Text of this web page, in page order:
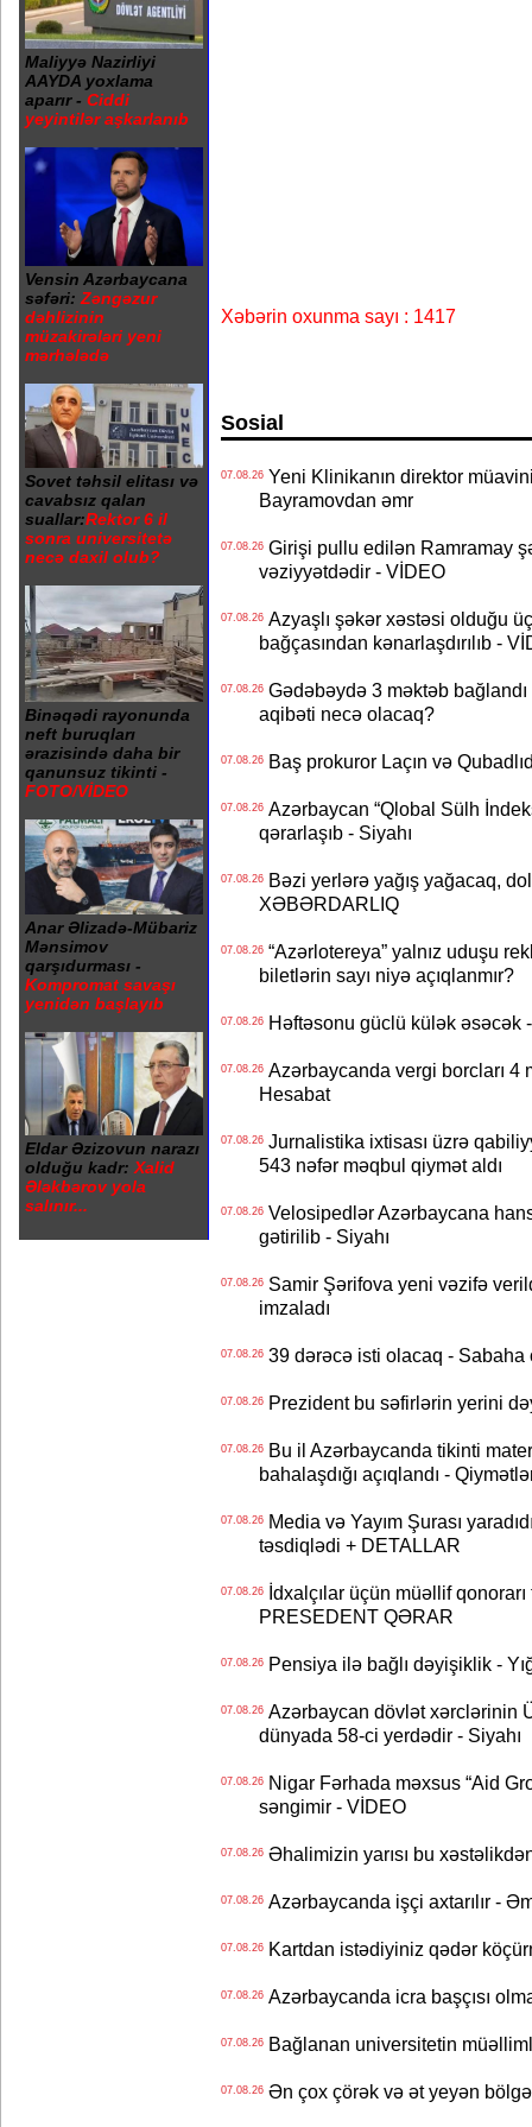
Maliyyə Nazirliyi
AAYDA yoxlama
aparır - Ciddi
yeyintilər aşkarlanıb
Vensin Azərbaycana
səfəri: Zəngəzur
dəhlizinin
müzakirələri yeni
mərhələdə
Sovet təhsil elitası və
cavabsız qalan
suallar:Rektor 6 il
sonra universitetə
necə daxil olub?
Binəqədi rayonunda
neft buruqları
ərazisində daha bir
qanunsuz tikinti -
FOTO/VİDEO
Anar Əlizadə-Mübariz
Mənsimov
qarşıdurması -
Kompromat savaşı
yenidən başlayıb
Eldar Əzizovun narazı
olduğu kadr: Xalid
Ələkbərov yola
salınır...
Xəbərin oxunma sayı : 1417
Sosial
07.08.26Yeni Klinikanın direktor müavini
Bayramovdan əmr
07.08.26Girişi pullu edilən Ramramay
vəziyyətdədir - VİDEO
07.08.26Azyaşlı şəkər xəstəsi olduğu
bağçasından kənarlaşdırılıb -
07.08.26Gədəbəydə 3 məktəb
aqibəti necə olacaq?
07.08.26Baş prokuror Laçın və
07.08.26Azərbaycan “Qlobal Sülh
qərarlaşıb - Siyahı
07.08.26Bəzi yerlərə yağış yağacaq,
XƏBƏRDARLIQ
07.08.26“Azərlotereya” yalnız uduşu
biletlərin sayı niyə açıqlanmır?
07.08.26Həftəsonu güclü külək əsəcək
07.08.26Azərbaycanda vergi borcları 4
Hesabat
07.08.26Jurnalistika ixtisası üzrə
543 nəfər məqbul qiymət aldı
07.08.26Velosipedlər Azərbaycana
gətirilib - Siyahı
07.08.26Samir Şərifova yeni vəzifə
imzaladı
07.08.2639 dərəcə isti olacaq - Sabaha
07.08.26Prezident bu səfirlərin yerini
07.08.26Bu il Azərbaycanda tikinti
bahalaşdığı açıqlandı -
07.08.26Media və Yayım Şurası
təsdiqlədi + DETALLAR
07.08.26İdxalçılar üçün müəllif
PRESEDENT QƏRAR
07.08.26Pensiya ilə bağlı dəyişiklik -
07.08.26Azərbaycan dövlət xərclərinin
dünyada 58-ci yerdədir - Siyahı
07.08.26Nigar Fərhada məxsus “Aid
səngimir - VİDEO
07.08.26Əhalimizin yarısı bu
07.08.26Azərbaycanda işçi axtarılır -
07.08.26Kartdan istədiyiniz qədər
07.08.26Azərbaycanda icra başçısı
07.08.26Bağlanan universitetin
07.08.26Ən çox çörək və ət yeyən